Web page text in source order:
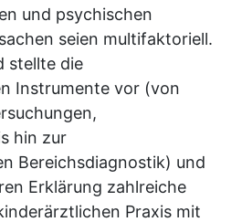
und psychischen
seien multifaktoriell.
stellte die
Instrumente vor (von
hin zur
Bereichsdiagnostik) und
Erklärung zahlreiche
Praxis mit